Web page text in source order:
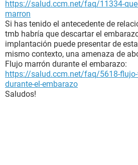
https://salud.ccm.net/faq/11334-
marron
Si has tenido el antecedente de
tmb habría que descartar el
implantación puede presentar de
mismo contexto, una amenaza de
Flujo marrón durante el embarazo:
https://salud.ccm.net/faq/5618-
durante-el-embarazo
Saludos!